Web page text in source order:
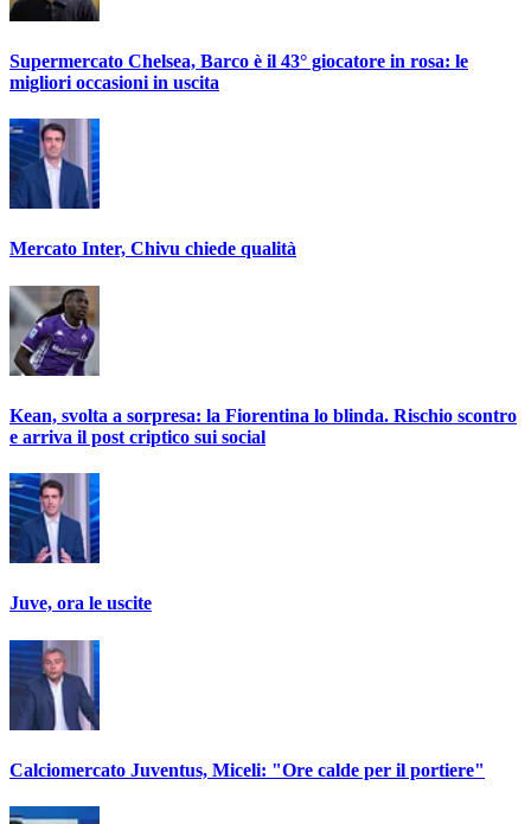
Supermercato Chelsea, Barco è il 43° giocatore in rosa: le
migliori occasioni in uscita
Mercato Inter, Chivu chiede qualità
Kean, svolta a sorpresa: la Fiorentina lo blinda. Rischio scontro
e arriva il post criptico sui social
Juve, ora le uscite
Calciomercato Juventus, Miceli: "Ore calde per il portiere"